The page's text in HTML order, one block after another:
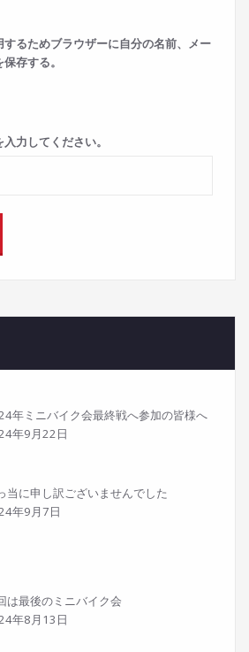
るためブラウザーに自分の名前、メー
存する。
力してください。
年ミニバイク会最終戦へ参加の皆様へ
年9月22日
当に申し訳ございませんでした
年9月7日
は最後のミニバイク会
年8月13日